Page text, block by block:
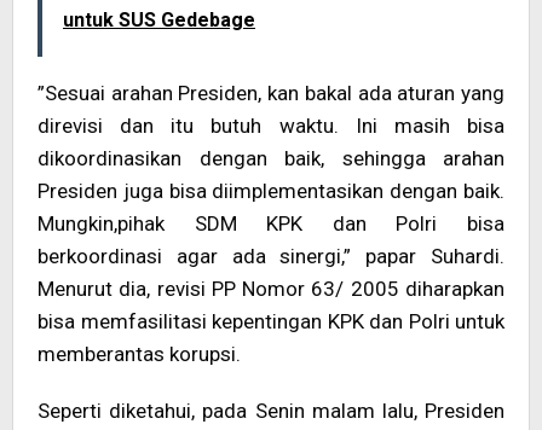
untuk SUS Gedebage
”Sesuai arahan Presiden, kan bakal ada aturan yang
direvisi dan itu butuh waktu. Ini masih bisa
dikoordinasikan dengan baik, sehingga arahan
Presiden juga bisa diimplementasikan dengan baik.
Mungkin,pihak SDM KPK dan Polri bisa
berkoordinasi agar ada sinergi,” papar Suhardi.
Menurut dia, revisi PP Nomor 63/ 2005 diharapkan
bisa memfasilitasi kepentingan KPK dan Polri untuk
memberantas korupsi.
Seperti diketahui, pada Senin malam lalu, Presiden